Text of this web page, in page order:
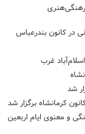
در کانون بندرعباس
شد
فرهنگی و معنوی ایام اربعین